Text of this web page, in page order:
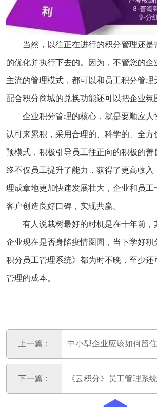
当然，以往正在进行的积分管理还是
的优化并执行下去的。因为，不管您的企
主流的管理模式，都可以和员工积分管理
配合积分商城的兑换功能还可以把企业氛
企业积分管理的核心，就是要顺应人
认可来累积，采用合理的、科学的、全方
预模式，积极引导员工往正向的积极的善
终不仅员工提升了能力，获得了更高收入
理成章地更加快速发展壮大，企业和员工
客户创造良好口碑，实现共赢。
有人说栽树最好的时机是在十年前，
企业现在是否身陷疫情囹圄，当下学好积
积分员工管理系统》都为时不晚，至少还
管理的成本。
上一篇： 中小型企业应该如何留
下一篇： 《云积分》员工管理系